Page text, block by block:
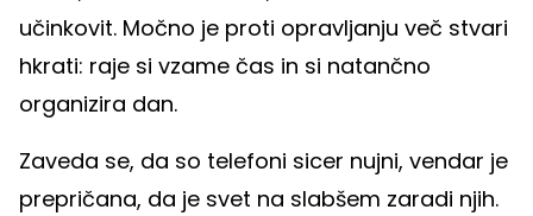
učinkovit. Močno je proti opravljanju več stvari
hkrati: raje si vzame čas in si natančno
organizira dan.
Zaveda se, da so telefoni sicer nujni, vendar je
prepričana, da je svet na slabšem zaradi njih.